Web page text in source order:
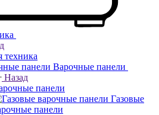
техника
Варочные панели
Назад
панели
Газовые
панели